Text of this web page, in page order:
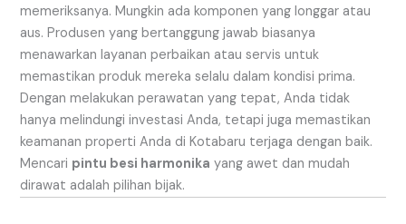
memeriksanya. Mungkin ada komponen yang longgar atau
aus. Produsen yang bertanggung jawab biasanya
menawarkan layanan perbaikan atau servis untuk
memastikan produk mereka selalu dalam kondisi prima.
Dengan melakukan perawatan yang tepat, Anda tidak
hanya melindungi investasi Anda, tetapi juga memastikan
keamanan properti Anda di Kotabaru terjaga dengan baik.
Mencari pintu besi harmonika yang awet dan mudah
dirawat adalah pilihan bijak.